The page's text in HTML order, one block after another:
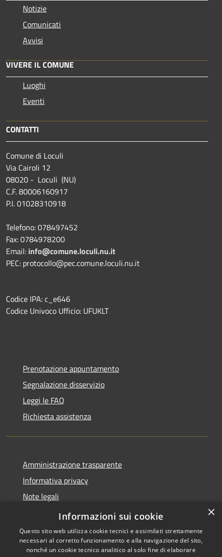
Notizie
Comunicati
Avvisi
VIVERE IL COMUNE
Luoghi
Eventi
CONTATTI
Comune di Loculi
Via Cairoli 12
08020 - Loculi (NU)
C.F. 80006160917
P.I. 01028310918
Telefono: 078497452
Fax: 0784978200
Email: info@comune.loculi.nu.it
PEC: protocollo@pec.comune.loculi.nu.it
Codice IPA: c_e646
Codice Univoco Ufficio: UFUKLT
Prenotazione appuntamento
Segnalazione disservizio
Leggi le FAQ
Richiesta assistenza
Amministrazione trasparente
Informativa privacy
Note legali
Dichiarazione di accessibilità
×
Informazioni sui cookie
Questo sito web utilizza cookie tecnici e assimilati strettamente
necessari al corretto funzionamento e alla navigazione del sito,
nonché un cookie tecnico analitico al solo fine di elaborare